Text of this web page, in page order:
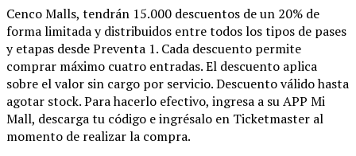
Cenco Malls, tendrán 15.000 descuentos de un 20% de
forma limitada y distribuidos entre todos los tipos de pases
y etapas desde Preventa 1. Cada descuento permite
comprar máximo cuatro entradas. El descuento aplica
sobre el valor sin cargo por servicio. Descuento válido hasta
agotar stock. Para hacerlo efectivo, ingresa a su APP Mi
Mall, descarga tu código e ingrésalo en Ticketmaster al
momento de realizar la compra.